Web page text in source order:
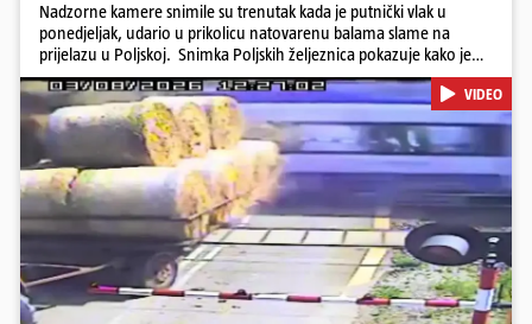
Nadzorne kamere snimile su trenutak kada je putnički vlak u
ponedjeljak, udario u prikolicu natovarenu balama slame na
prijelazu u Poljskoj. Snimka Poljskih željeznica pokazuje kako je
vozač traktora krenuo preko pruge dok su se rampe spuštale i
signalna svjetla bila uključena, a zatim se zaustavio dok su prikolice
ostale na tračnicama. Vlak je ubrzo udario u njih i probio se kroz
teret. U nesreći nije bilo ozlijeđenih. Iz PKP-a su priopćili da je
vozač traktora bio pod utjecajem alkohola te da je ugrozio živote
oko 500 putnika.
Pokretanje videa...
VIDEO